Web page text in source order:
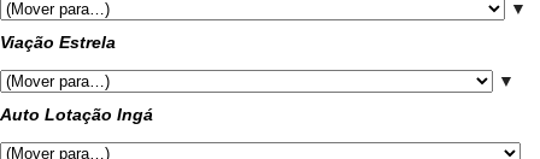
▼
Viação Estrela
▼
Auto Lotação Ingá